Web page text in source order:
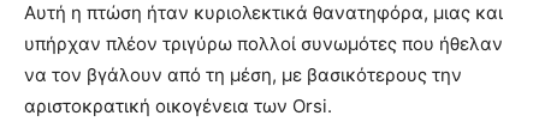
Αυτή η πτώση ήταν κυριολεκτικά θανατηφόρα, μιας και
υπήρχαν πλέον τριγύρω πολλοί συνωμότες που ήθελαν
να τον βγάλουν από τη μέση, με βασικότερους την
αριστοκρατική οικογένεια των Orsi.